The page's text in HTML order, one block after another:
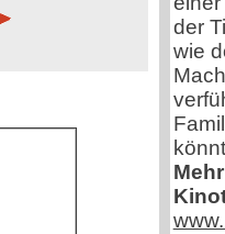
der
wie